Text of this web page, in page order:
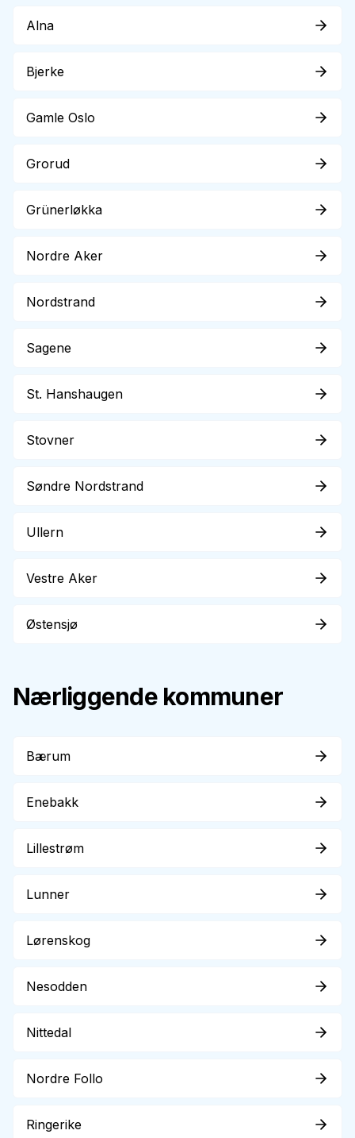
Alna
Bjerke
Gamle Oslo
Grorud
Grünerløkka
Nordre Aker
Nordstrand
Sagene
St. Hanshaugen
Stovner
Søndre Nordstrand
Ullern
Vestre Aker
Østensjø
Nærliggende kommuner
Bærum
Enebakk
Lillestrøm
Lunner
Lørenskog
Nesodden
Nittedal
Nordre Follo
Ringerike